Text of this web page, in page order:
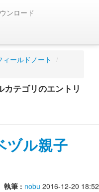
ンロード
ィールドノート /
カテゴリのエントリ
ヅル親子
執筆 : nobu 2016-12-20 18:52